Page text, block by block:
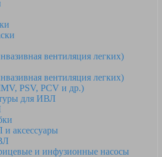
вентиляция легких)
вентиляция легких)
PSV, PCV и др.)
для ИВЛ
аксессуары
и инфузионные насосы